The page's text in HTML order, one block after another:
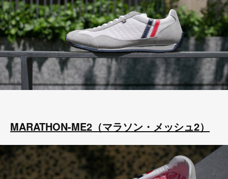
MARATHON-ME2（マラソン・メッシュ2）